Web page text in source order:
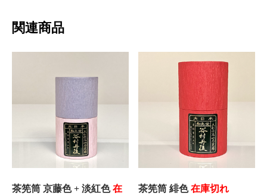
色
在
関連商品
茶筅筒 京藤色 + 淡紅色在
茶筅筒 緋色在庫切れ